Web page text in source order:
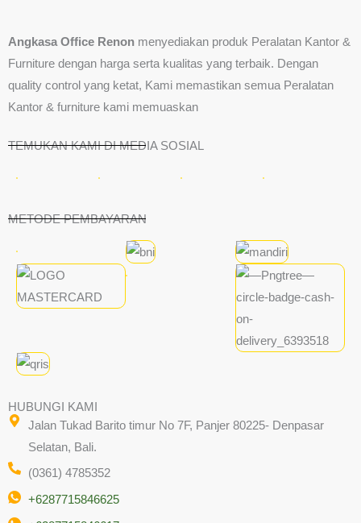
Angkasa Office Renon menyediakan produk Peralatan Kantor &
Furniture dengan harga serta kualitas yang terbaik. Dengan
quality control yang ketat, Kami memastikan semua Peralatan
Kantor & furniture kami memuaskan
TEMUKAN KAMI DI MEDIA SOSIAL
METODE PEMBAYARAN
HUBUNGI KAMI
Jalan Tukad Barito timur No 7F, Panjer 80225- Denpasar
Selatan, Bali.
(0361) 4785352
+6287715846625